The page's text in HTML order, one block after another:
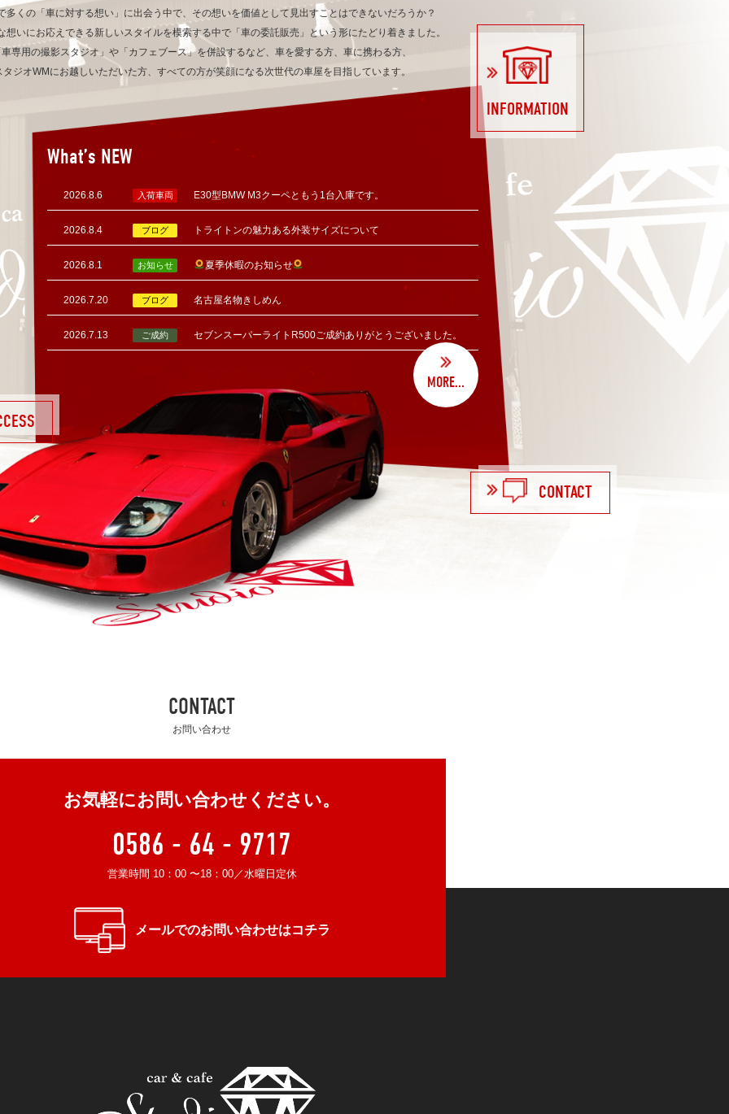
多くの「車に対する想い」に出会う中で、その想いを価値として見出すことはできないだろうか？
想いにお応えできる新しいスタイルを模索する中で「車の委託販売」という形にたどり着きました。
専用の撮影スタジオ」や「カフェブース」を併設するなど、車を愛する方、車に携わる方、
タジオWMにお越しいただいた方、すべての方が笑顔になる次世代の車屋を目指しています。
What’s NEW
2026.8.6 入荷車両 E30型BMW M3クーペともう1台入庫です。
2026.8.4 ブログ トライトンの魅力ある外装サイズについて
2026.8.1 お知らせ 夏季休暇のお知らせ
2026.7.20 ブログ 名古屋名物きしめん
2026.7.13 ご成約 セブンスーパーライトR500ご成約ありがとうございました。
MORE...
INFORMATION
CONTACT
CONTACT
お問い合わせ
お気軽にお問い合わせください。
0586 - 64 - 9717
営業時間 10：00 〜18：00／水曜日定休
メールでのお問い合わせはコチラ